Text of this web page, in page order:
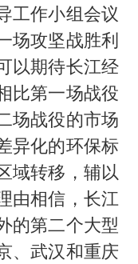
工作小组会议
场攻坚战胜利
以期待长江经
比第一场战役
场战役的市场
异化的环保标
域转移，辅以
由相信，长江
的第二个大型
、武汉和重庆